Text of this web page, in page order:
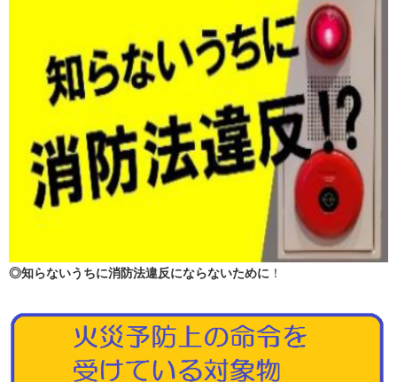
◎知らないうちに消防法違反にならないために ！